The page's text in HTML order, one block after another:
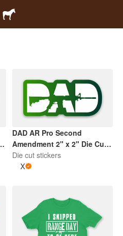
DAD AR Pro Second
Amendment 2" x 2" Die Cut
Sticker | Gradient Green and
White
Die cut stickers
X